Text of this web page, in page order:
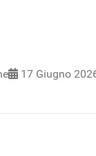
17 Giugno